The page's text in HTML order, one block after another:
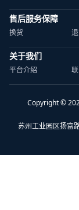
售后服务保障
换货
关于我们
平台介绍
Copyright ©
苏州工业园区扬富